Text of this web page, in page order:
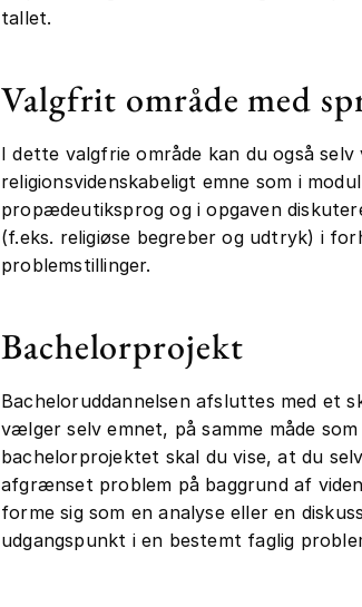
tallet.
Valgfrit område med
I dette valgfrie område kan du også
religionsvidenskabeligt emne som i
propædeutiksprog og i opgaven
(f.eks. religiøse begreber og udtryk) i
problemstillinger.
Bachelorprojekt
Bacheloruddannelsen afsluttes med et
vælger selv emnet, på samme måde
bachelorprojektet skal du vise, at du
afgrænset problem på baggrund af
forme sig som en analyse eller en
udgangspunkt i en bestemt faglig